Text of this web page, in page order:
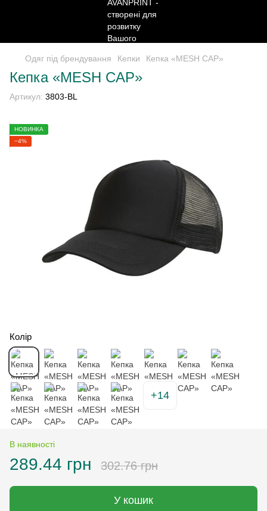
Одяг під брендування Кепки Кепка «MESH CAP»
Кепка «MESH CAP»
Артикул: 3803-BL
НОВИНКА
−4%
Колір
+14
В наявності
289.44 грн 302.76 грн
У кошик